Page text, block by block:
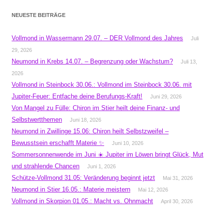
NEUESTE BEITRÄGE
Vollmond in Wassermann 29.07. – DER Vollmond des Jahres
Juli
29, 2026
Neumond in Krebs 14.07. – Begrenzung oder Wachstum?
Juli 13,
2026
Vollmond in Steinbock 30.06.: Vollmond im Steinbock 30.06. mit
Jupiter-Feuer: Entfache deine Berufungs-Kraft!
Juni 29, 2026
Von Mangel zu Fülle: Chiron im Stier heilt deine Finanz- und
Selbstwertthemen
Juni 18, 2026
Neumond in Zwillinge 15.06: Chiron heilt Selbstzweifel –
Bewusstsein erschafft Materie ✨
Juni 10, 2026
Sommersonnenwende im Juni ☀️ Jupiter im Löwen bringt Glück, Mut
und strahlende Chancen
Juni 1, 2026
Schütze-Vollmond 31.05: Veränderung beginnt jetzt Mai 31, 2026
Neumond in Stier 16.05.: Materie meistern Mai 12, 2026
Vollmond in Skorpion 01.05.: Macht vs. Ohnmacht April 30, 2026